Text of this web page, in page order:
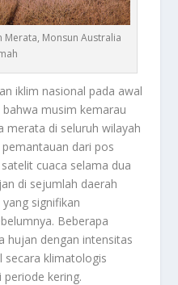
Merata, Monsun Australia
iklim nasional pada awal
bahwa musim kemarau
merata di seluruh wilayah
dari pos
cuaca selama dua
di sejumlah daerah
signifikan
Beberapa
hujan dengan intensitas
secara klimatologis
periode kering.